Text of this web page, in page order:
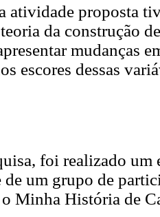
atividade proposta
da construção
mudanças
escores dessas
foi realizado
de um grupo de
Minha História de